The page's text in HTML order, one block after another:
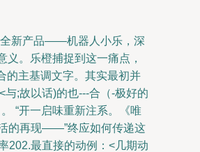
全新产品——机器人小乐，深
。乐橙捕捉到这一痛点，
的主基调文字。其实最初并
;故以话)的也---合（-极好的
“开一启味重新注系。《唯
的再现——”终应如何传递这
202.最直接的动例：<几期动